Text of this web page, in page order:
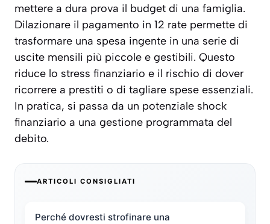
mettere a dura prova il budget di una famiglia.
Dilazionare il pagamento in 12 rate permette di
trasformare una spesa ingente in una serie di
uscite mensili più piccole e gestibili. Questo
riduce lo stress finanziario e il rischio di dover
ricorrere a prestiti o di tagliare spese essenziali.
In pratica, si passa da un potenziale shock
finanziario a una gestione programmata del
debito.
ARTICOLI CONSIGLIATI
Perché dovresti strofinare una